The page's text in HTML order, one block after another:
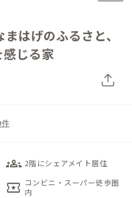
はげのふるさと、
じる家
groups_3 2階にシェアメイト居住
local_activity コンビニ・スーパー徒歩圏
内